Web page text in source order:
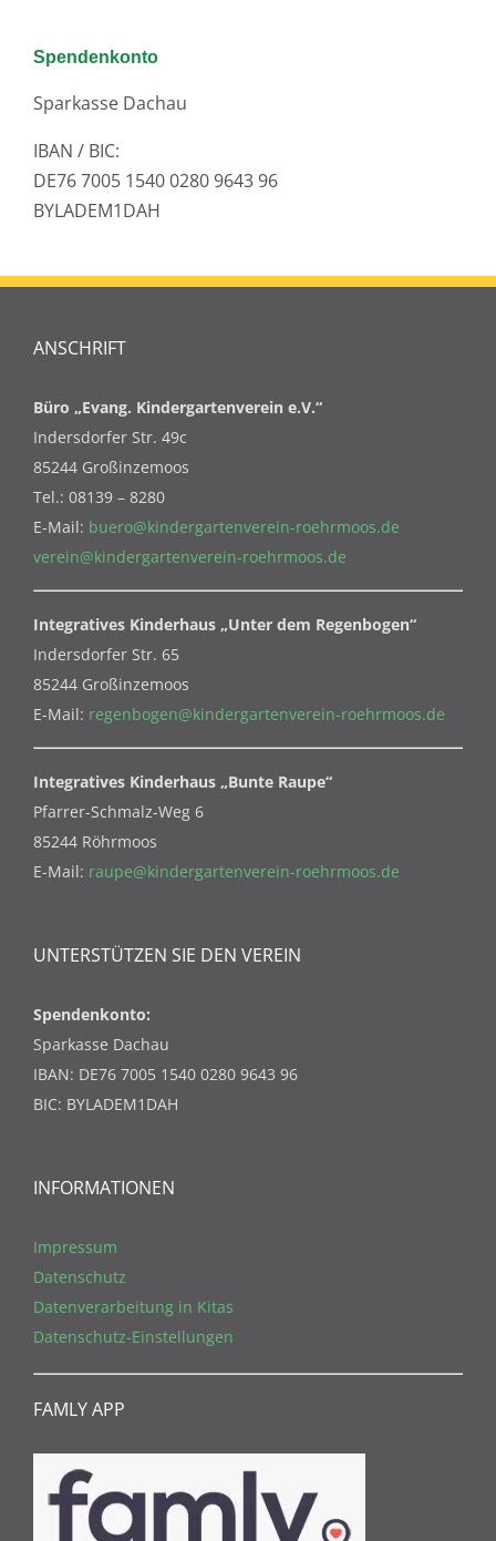
Spendenkonto
Sparkasse Dachau
IBAN / BIC:
DE76 7005 1540 0280 9643 96
BYLADEM1DAH
ANSCHRIFT
Büro „Evang. Kindergartenverein e.V.“
Indersdorfer Str. 49c
85244 Großinzemoos
Tel.: 08139 – 8280
E-Mail: buero@kindergartenverein-roehrmoos.de
verein@kindergartenverein-roehrmoos.de
Integratives Kinderhaus „Unter dem Regenbogen“
Indersdorfer Str. 65
85244 Großinzemoos
E-Mail: regenbogen@kindergartenverein-roehrmoos.de
Integratives Kinderhaus „Bunte Raupe“
Pfarrer-Schmalz-Weg 6
85244 Röhrmoos
E-Mail: raupe@kindergartenverein-roehrmoos.de
UNTERSTÜTZEN SIE DEN VEREIN
Spendenkonto:
Sparkasse Dachau
IBAN: DE76 7005 1540 0280 9643 96
BIC: BYLADEM1DAH
INFORMATIONEN
Impressum
Datenschutz
Datenverarbeitung in Kitas
Datenschutz-Einstellungen
FAMLY APP